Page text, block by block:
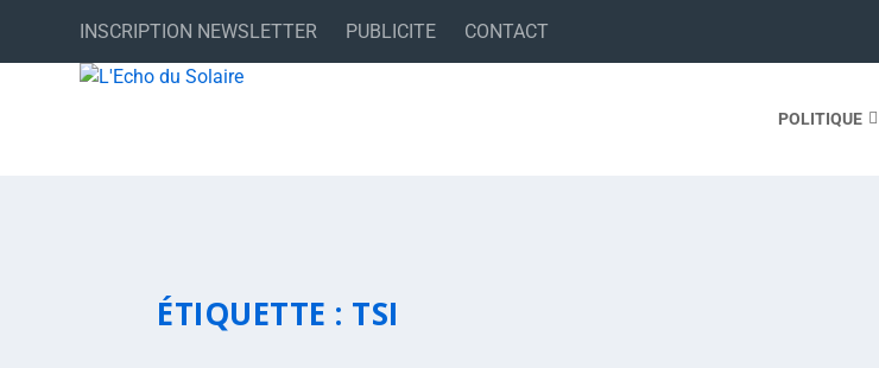
INSCRIPTION NEWSLETTER PUBLICITE CONTACT
POLITIQUE
ÉTIQUETTE : TSI